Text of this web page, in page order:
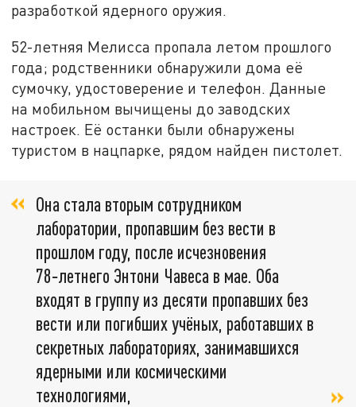
разработкой ядерного оружия.
52-летняя Мелисса пропала летом прошлого
года; родственники обнаружили дома её
сумочку, удостоверение и телефон. Данные
на мобильном вычищены до заводских
настроек. Её останки были обнаружены
туристом в нацпарке, рядом найден пистолет.
Она стала вторым сотрудником
лаборатории, пропавшим без вести в
прошлом году, после исчезновения
78‑летнего Энтони Чавеса в мае. Оба
входят в группу из десяти пропавших без
вести или погибших учёных, работавших в
секретных лабораториях, занимавшихся
ядерными или космическими
технологиями,